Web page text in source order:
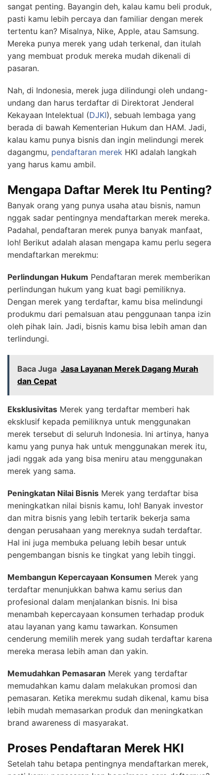
sangat penting. Bayangin deh, kalau kamu beli produk,
pasti kamu lebih percaya dan familiar dengan merek
tertentu kan? Misalnya, Nike, Apple, atau Samsung.
Mereka punya merek yang udah terkenal, dan itulah
yang membuat produk mereka mudah dikenali di
pasaran.
Nah, di Indonesia, merek juga dilindungi oleh undang-
undang dan harus terdaftar di Direktorat Jenderal
Kekayaan Intelektual (DJKI), sebuah lembaga yang
berada di bawah Kementerian Hukum dan HAM. Jadi,
kalau kamu punya bisnis dan ingin melindungi merek
dagangmu, pendaftaran merek HKI adalah langkah
yang harus kamu ambil.
Mengapa Daftar Merek Itu Penting?
Banyak orang yang punya usaha atau bisnis, namun
nggak sadar pentingnya mendaftarkan merek mereka.
Padahal, pendaftaran merek punya banyak manfaat,
loh! Berikut adalah alasan mengapa kamu perlu segera
mendaftarkan merekmu:
Perlindungan Hukum Pendaftaran merek memberikan
perlindungan hukum yang kuat bagi pemiliknya.
Dengan merek yang terdaftar, kamu bisa melindungi
produkmu dari pemalsuan atau penggunaan tanpa izin
oleh pihak lain. Jadi, bisnis kamu bisa lebih aman dan
terlindungi.
Baca Juga Jasa Layanan Merek Dagang Murah
dan Cepat
Eksklusivitas Merek yang terdaftar memberi hak
eksklusif kepada pemiliknya untuk menggunakan
merek tersebut di seluruh Indonesia. Ini artinya, hanya
kamu yang punya hak untuk menggunakan merek itu,
jadi nggak ada yang bisa meniru atau menggunakan
merek yang sama.
Peningkatan Nilai Bisnis Merek yang terdaftar bisa
meningkatkan nilai bisnis kamu, loh! Banyak investor
dan mitra bisnis yang lebih tertarik bekerja sama
dengan perusahaan yang mereknya sudah terdaftar.
Hal ini juga membuka peluang lebih besar untuk
pengembangan bisnis ke tingkat yang lebih tinggi.
Membangun Kepercayaan Konsumen Merek yang
terdaftar menunjukkan bahwa kamu serius dan
profesional dalam menjalankan bisnis. Ini bisa
menambah kepercayaan konsumen terhadap produk
atau layanan yang kamu tawarkan. Konsumen
cenderung memilih merek yang sudah terdaftar karena
mereka merasa lebih aman dan yakin.
Memudahkan Pemasaran Merek yang terdaftar
memudahkan kamu dalam melakukan promosi dan
pemasaran. Ketika merekmu sudah dikenal, kamu bisa
lebih mudah memasarkan produk dan meningkatkan
brand awareness di masyarakat.
Proses Pendaftaran Merek HKI
Setelah tahu betapa pentingnya mendaftarkan merek,